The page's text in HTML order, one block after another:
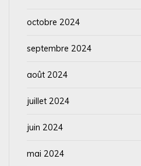
octobre 2024
septembre 2024
août 2024
juillet 2024
juin 2024
mai 2024